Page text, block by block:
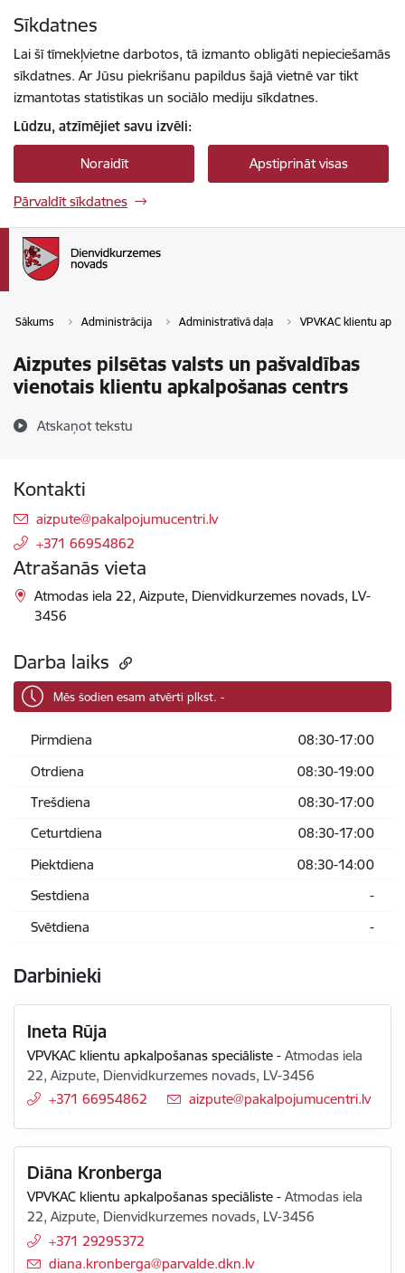
Sīkdatnes
Lai šī tīmekļvietne darbotos, tā izmanto obligāti nepieciešamās
sīkdatnes. Ar Jūsu piekrišanu papildus šajā vietnē var tikt
izmantotas statistikas un sociālo mediju sīkdatnes.
Lūdzu, atzīmējiet savu izvēli:
Noraidīt Apstiprināt visas
Pārvaldīt sīkdatnes
Sākums Administrācija Administratīvā daļa VPVKAC klientu
Aizputes pilsētas valsts un pašvaldības
vienotais klientu apkalpošanas centrs
Atskaņot tekstu
Kontakti
E-pasts:
aizpute@pakalpojumucentri.lv
+371 66954862
Atrašanās vieta
Atmodas iela 22, Aizpute, Dienvidkurzemes novads, LV-
3456
Darba laiks
Mēs šodien esam atvērti plkst. -
Pirmdiena
08:30-17:00
Otrdiena
08:30-19:00
Trešdiena
08:30-17:00
Ceturtdiena
08:30-17:00
Piektdiena
08:30-14:00
Sestdiena
-
Svētdiena
-
Darbinieki
Ineta Rūja
VPVKAC klientu apkalpošanas speciāliste -Atmodas iela
22, Aizpute, Dienvidkurzemes novads, LV-3456
+371 66954862
E-pasts:
aizpute@pakalpojumucentri.lv
Diāna Kronberga
VPVKAC klientu apkalpošanas speciāliste -Atmodas iela
22, Aizpute, Dienvidkurzemes novads, LV-3456
+371 29295372
E-pasts:
diana.kronberga@parvalde.dkn.lv